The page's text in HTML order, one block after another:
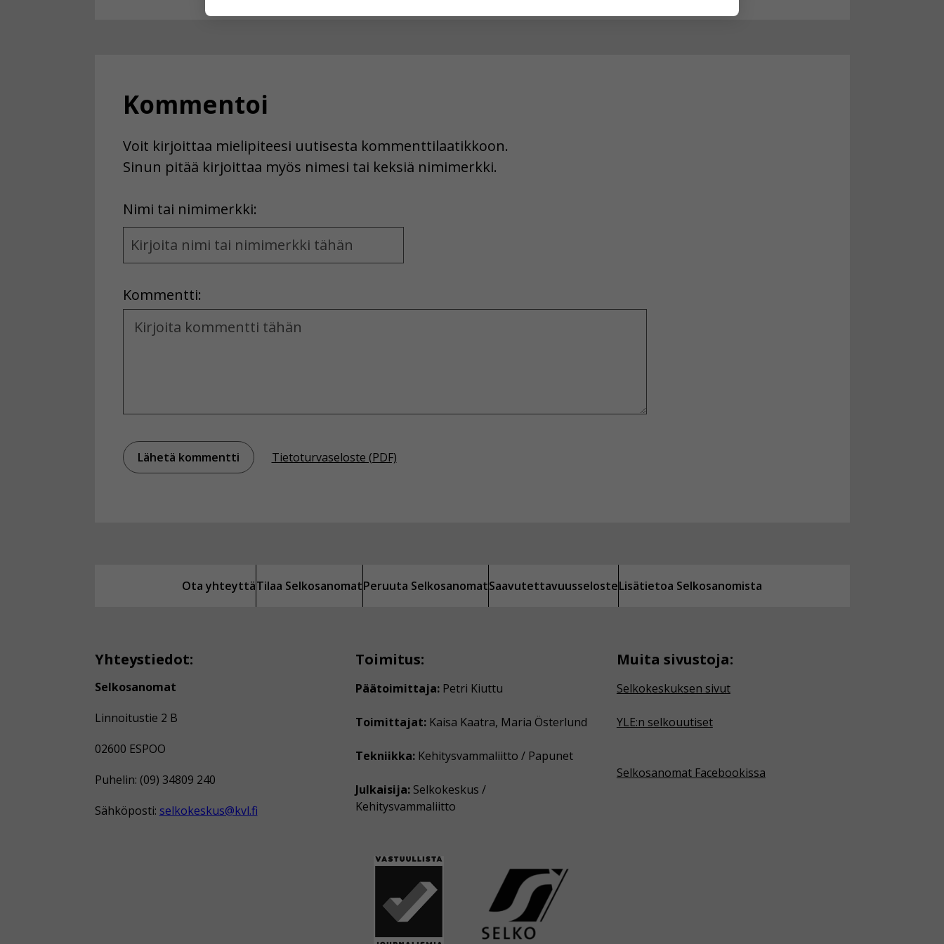
Kommentoi
Voit kirjoittaa mielipiteesi uutisesta kommenttilaatikkoon.
Sinun pitää kirjoittaa myös nimesi tai keksiä nimimerkki.
Nimi tai nimimerkki:
Name
and
Kommentti:
Kommentti
Tietoturvaseloste (PDF)
Ota yhteyttäTilaa SelkosanomatPeruuta SelkosanomatSaavutettavuusselosteLisätietoa Selkosanomista
Yhteystiedot:
Selkosanomat
Linnoitustie 2 B
02600 ESPOO
Puhelin: (09) 34809 240
Sähköposti: selkokeskus@kvl.fi
Toimitus:
Päätoimittaja: Petri Kiuttu
Toimittajat: Kaisa Kaatra, Maria Österlund
Tekniikka: Kehitysvammaliitto / Papunet
Julkaisija: Selkokeskus /
Kehitysvammaliitto
Muita sivustoja:
Selkokeskuksen sivut
YLE:n selkouutiset
Selkosanomat Facebookissa